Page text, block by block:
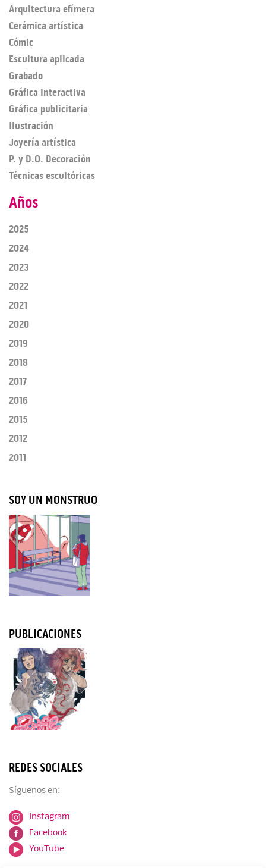
Arquitectura efímera
Cerámica artística
Cómic
Escultura aplicada
Grabado
Gráfica interactiva
Gráfica publicitaria
Ilustración
Joyería artística
P. y D.O. Decoración
Técnicas escultóricas
Años
2025
2024
2023
2022
2021
2020
2019
2018
2017
2016
2015
2012
2011
SOY UN MONSTRUO
PUBLICACIONES
REDES SOCIALES
Síguenos en:
Instagram
Facebook
YouTube